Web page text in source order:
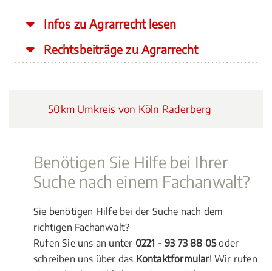
Infos zu Agrarrecht lesen
Rechtsbeiträge zu Agrarrecht
50km Umkreis von Köln Raderberg
Benötigen Sie Hilfe bei Ihrer
Suche nach einem Fachanwalt?
Sie benötigen Hilfe bei der Suche nach dem
richtigen Fachanwalt?
Rufen Sie uns an unter 0221 - 93 73 88 05oder
schreiben uns über das Kontaktformular! Wir rufen